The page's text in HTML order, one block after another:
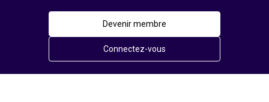
Devenir membre
Connectez-vous